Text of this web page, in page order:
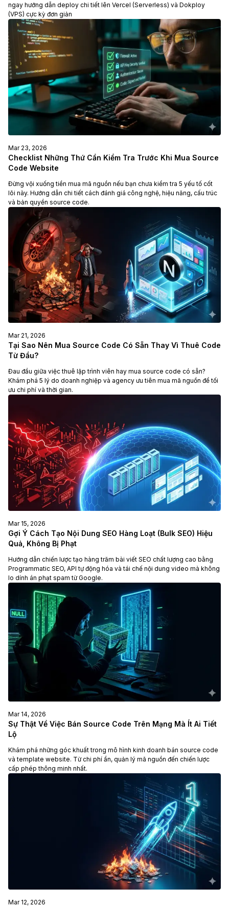
ngay hướng dẫn deploy chi tiết lên Vercel (Serverless) và Dokploy
(VPS) cực kỳ đơn giản
Mar 23, 2026
Checklist Những Thứ Cần Kiểm Tra Trước Khi Mua Source
Code Website
Đừng vội xuống tiền mua mã nguồn nếu bạn chưa kiểm tra 5 yếu tố cốt
lõi này. Hướng dẫn chi tiết cách đánh giá công nghệ, hiệu năng, cấu trúc
và bản quyền source code.
Mar 21, 2026
Tại Sao Nên Mua Source Code Có Sẵn Thay Vì Thuê Code
Từ Đầu?
Đau đầu giữa việc thuê lập trình viên hay mua source code có sẵn?
Khám phá 5 lý do doanh nghiệp và agency ưu tiên mua mã nguồn để tối
ưu chi phí và thời gian.
Mar 15, 2026
Gợi Ý Cách Tạo Nội Dung SEO Hàng Loạt (Bulk SEO) Hiệu
Quả, Không Bị Phạt
Hướng dẫn chiến lược tạo hàng trăm bài viết SEO chất lượng cao bằng
Programmatic SEO, API tự động hóa và tái chế nội dung video mà không
lo dính án phạt spam từ Google.
Mar 14, 2026
Sự Thật Về Việc Bán Source Code Trên Mạng Mà Ít Ai Tiết
Lộ
Khám phá những góc khuất trong mô hình kinh doanh bán source code
và template website. Từ chi phí ẩn, quản lý mã nguồn đến chiến lược
cấp phép thông minh nhất.
Mar 12, 2026